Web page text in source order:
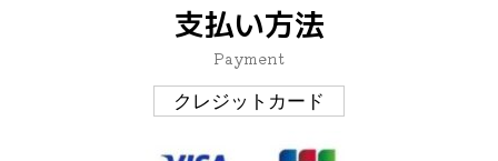
支払い方法
Payment
クレジットカード